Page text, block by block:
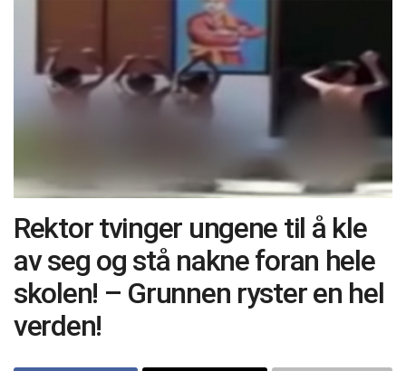
Rektor tvinger ungene til å kle
av seg og stå nakne foran hele
skolen! – Grunnen ryster en hel
verden!